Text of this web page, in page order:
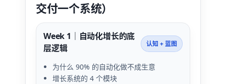
交付一个系统）
Week 1｜自动化增长的底
层逻辑
认知 + 蓝图
为什么 90% 的自动化做不成生意
增长系统的 4 个模块